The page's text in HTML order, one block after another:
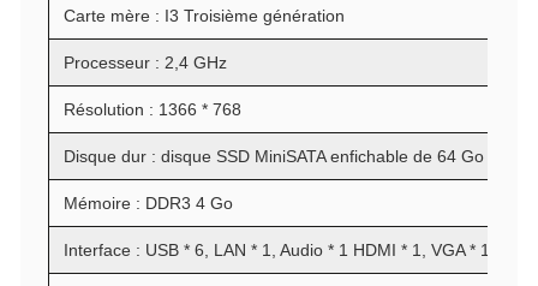
Carte mère : I3 Troisième génération
Processeur : 2,4 GHz
Résolution : 1366 * 768
Disque dur : disque SSD MiniSATA enfichable de 64 Go
Mémoire : DDR3 4 Go
Interface : USB * 6, LAN * 1, Audio * 1 HDMI * 1, VGA * 1, DC *